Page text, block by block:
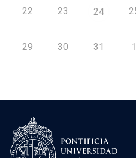
22 23 24
29 30 31 1